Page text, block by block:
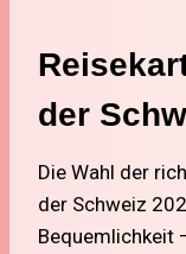
der
Die Wahl der
der Schweiz
Bequemlichkeit